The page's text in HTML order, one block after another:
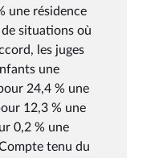
une résidence
situations où
les juges
une
24,4 % une
12,3 % une
0,2 % une
tenu du